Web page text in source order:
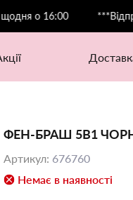
о 16:00 ***Відправка
акції
ФЕН-БРАШ 5В1
Артикул: 676760
Немає в наявності